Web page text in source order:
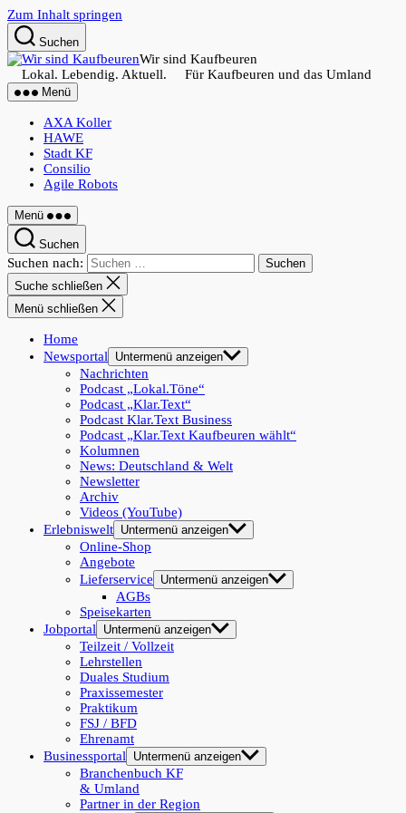
Zum Inhalt springen
Suchen
Wir sind Kaufbeuren
Lokal. Lebendig. Aktuell. Für Kaufbeuren und das Umland
Menü
AXA Koller
HAWE
Stadt KF
Consilio
Agile Robots
Menü
Suchen
Suchen nach:
Suche schließen
Menü schließen
Home
Newsportal
Untermenü anzeigen
Nachrichten
Podcast „Lokal.Töne“
Podcast „Klar.Text“
Podcast Klar.Text Business
Podcast „Klar.Text Kaufbeuren wählt“
Kolumnen
News: Deutschland & Welt
Newsletter
Archiv
Videos (YouTube)
Erlebniswelt Untermenü anzeigen
Online-Shop
Angebote
Lieferservice
Untermenü anzeigen
AGBs
Speisekarten
Jobportal
Untermenü anzeigen
Teilzeit / Vollzeit
Lehrstellen
Duales Studium
Praxissemester
Praktikum
FSJ / BFD
Ehrenamt
Businessportal
Untermenü anzeigen
Branchenbuch KF
& Umland
Partner in der Region